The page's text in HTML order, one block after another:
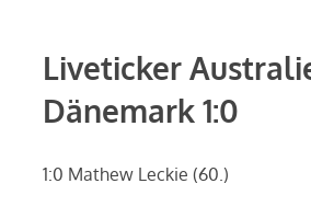
Liveticker
Dänemark 1:0
1:0 Mathew Leckie (60.)